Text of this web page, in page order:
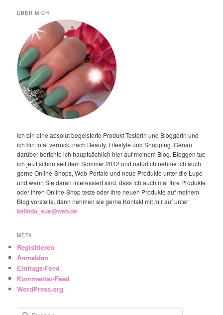
ÜBER MICH
Ich bin eine absolut begeisterte Produkt-Testerin und Bloggerin und
ich bin total verrückt nach Beauty, Lifestyle und Shopping. Genau
darüber berichte ich hauptsächlich hier auf meinem Blog. Bloggen tue
ich jetzt schon seit dem Sommer 2012 und natürlich nehme ich auch
gerne Online-Shops, Web-Portale und neue Produkte unter die Lupe
und wenn Sie daran interessiert sind, dass ich auch mal Ihre Produkte
oder ihren Online-Shop teste oder ihre neuen Produkte auf meinem
Blog vorstelle, dann nehmen sie gerne Kontakt mit mir auf unter:
belinda_sue@web.de
META
Registrieren
Anmelden
Eintrags-Feed
Kommentar-Feed
WordPress.org
Suchen